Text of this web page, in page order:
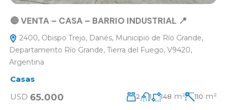
🔴 VENTA – CASA – BARRIO INDUSTRIAL 📍
2400, Obispo Trejo, Danés, Municipio de Río Grande,
Departamento Río Grande, Tierra del Fuego, V9420,
Argentina
Casas
USD 65.000 2 1 148 m² 110 m²